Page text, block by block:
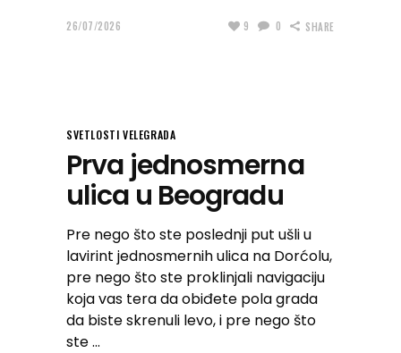
26/07/2026 9 0 SHARE
SVETLOSTI VELEGRADA
Prva jednosmerna
ulica u Beogradu
Pre nego što ste poslednji put ušli u
lavirint jednosmernih ulica na Dorćolu,
pre nego što ste proklinjali navigaciju
koja vas tera da obiđete pola grada
da biste skrenuli levo, i pre nego što
ste